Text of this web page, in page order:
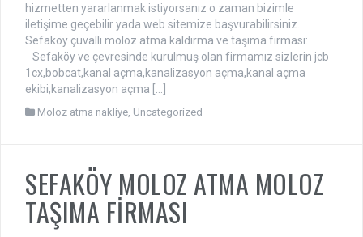
hizmetten yararlanmak istiyorsanız o zaman bizimle
iletişime geçebilir yada web sitemize başvurabilirsiniz.
Sefaköy çuvallı moloz atma kaldırma ve taşıma firması:
Sefaköy ve çevresinde kurulmuş olan firmamız sizlerin jcb
1cx,bobcat,kanal açma,kanalizasyon açma,kanal açma
ekibi,kanalizasyon açma […]
Moloz atma nakliye Uncategorized
SEFAKÖY MOLOZ ATMA MOLOZ
TAŞIMA FİRMASI